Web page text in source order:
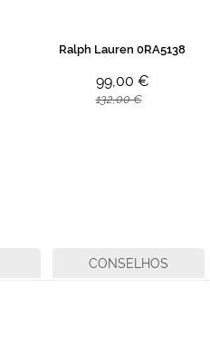
Ralph Lauren 0RA5138
99,00 €
132,00 €
CONSELHOS